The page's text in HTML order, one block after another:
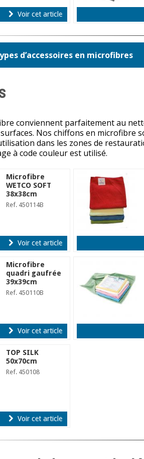
Voir cet article
d’accessoires en microfibres
conviennent parfaitement au
Nos chiffons en microfibre
dans les zones de
à code couleur est utilisé.
Microfibre
WETCO SOFT
38x38cm
Ref. 450114B
Voir cet article
Microfibre
quadri gaufrée
39x39cm
Ref. 450110B
Voir cet article
TOP SILK
50x70cm
Ref. 450108
Voir cet article